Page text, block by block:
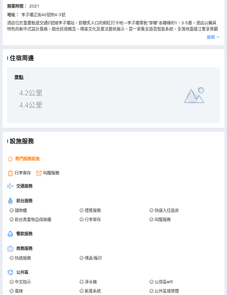
開業時間： 2021
地址：
李子壩正街40號附4-3號
酒店位於重慶軌道交通2號線李子壩站，即膾炙人口的網紅打卡地—李子壩單軌“穿樓”本樓棟的1、3-5層。酒店以獨具
特色的新中式設計風格，融合民宿概念、禪茶文化及書法藝術展示，是一家集全語音智能系統、全落地嘉陵江奢享景觀
二廠、佛圖關森林公園、網紅防空洞酒吧、李子壩梁山雞步行即可到達。
展開
住宿周邊
景點
4.2公里
4.4公里
設施服務
熱門服務設施
行李寄存 叫醒服務
交通服務
前台服務
儲物櫃 禮賓服務
快速入住退房
前台貴重物品保險櫃
行李寄存 叫醒服務
餐飲服務
商務服務
快遞服務 傳真/複印
公共區
中文指示 淨水機
公用區wifi
電梯
新風系統 公共區域禁煙